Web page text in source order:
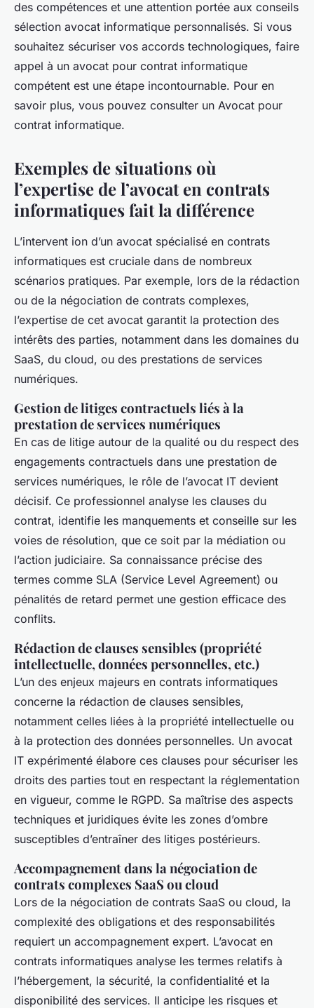
des compétences et une attention portée aux conseils
sélection avocat informatique personnalisés. Si vous
souhaitez sécuriser vos accords technologiques, faire
appel à un avocat pour contrat informatique
compétent est une étape incontournable. Pour en
savoir plus, vous pouvez consulter un Avocat pour
contrat informatique.
Exemples de situations où
l’expertise de l’avocat en contrats
informatiques fait la différence
L’intervent ion d’un avocat spécialisé en contrats
informatiques est cruciale dans de nombreux
scénarios pratiques. Par exemple, lors de la rédaction
ou de la négociation de contrats complexes,
l’expertise de cet avocat garantit la protection des
intérêts des parties, notamment dans les domaines du
SaaS, du cloud, ou des prestations de services
numériques.
Gestion de litiges contractuels liés à la
prestation de services numériques
En cas de litige autour de la qualité ou du respect des
engagements contractuels dans une prestation de
services numériques, le rôle de l’avocat IT devient
décisif. Ce professionnel analyse les clauses du
contrat, identifie les manquements et conseille sur les
voies de résolution, que ce soit par la médiation ou
l’action judiciaire. Sa connaissance précise des
termes comme SLA (Service Level Agreement) ou
pénalités de retard permet une gestion efficace des
conflits.
Rédaction de clauses sensibles (propriété
intellectuelle, données personnelles, etc.)
L’un des enjeux majeurs en contrats informatiques
concerne la rédaction de clauses sensibles,
notamment celles liées à la propriété intellectuelle ou
à la protection des données personnelles. Un avocat
IT expérimenté élabore ces clauses pour sécuriser les
droits des parties tout en respectant la réglementation
en vigueur, comme le RGPD. Sa maîtrise des aspects
techniques et juridiques évite les zones d’ombre
susceptibles d’entraîner des litiges postérieurs.
Accompagnement dans la négociation de
contrats complexes SaaS ou cloud
Lors de la négociation de contrats SaaS ou cloud, la
complexité des obligations et des responsabilités
requiert un accompagnement expert. L’avocat en
contrats informatiques analyse les termes relatifs à
l’hébergement, la sécurité, la confidentialité et la
disponibilité des services. Il anticipe les risques et